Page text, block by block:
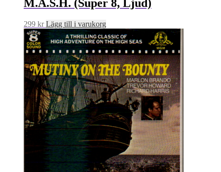
M.A.S.H. (Super 8, Ljud)
299 kr Lägg till i varukorg